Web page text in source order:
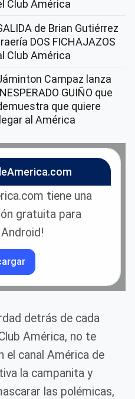
Club América
de Brian Gutiérrez
DOS FICHAJAZOS
Club América
Campaz lanza
GUIÑO que
que quiere
llegar al América
tiene una
gratuita para
Android!
detrás de cada
América, no te
el canal América de
la campanita y
las polémicas,